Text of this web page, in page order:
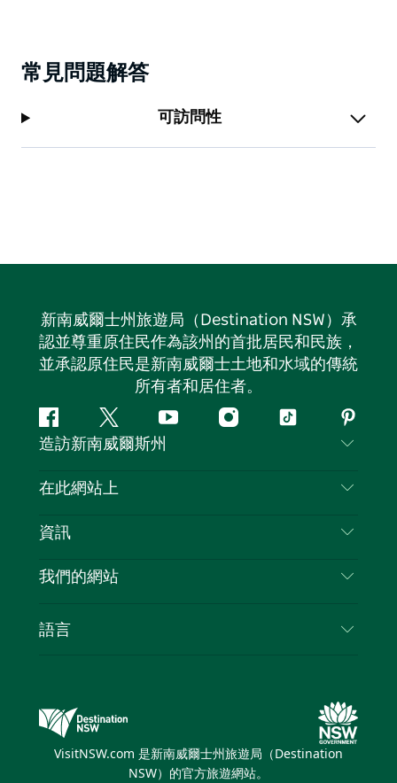
常見問題解答
可訪問性
新南威爾士州旅遊局（Destination NSW）承
認並尊重原住民作為該州的首批居民和民族，
並承認原住民是新南威爾士土地和水域的傳統
所有者和居住者。
Facebook嘰
嘰
喳
Youtube Instagram
抖
造訪新南威爾斯州
聯絡我們
隱私
Cookie 通知
在此網站上
目的地
新南威爾士州公路旅行
活動
資訊
旅行資訊
新南威爾士州的商業
我們的網站
新南威爾士州旅遊局（Destination NSW）媒體中
語言
VisitNSW.com 是新南威爾士州旅遊局（Destination
NSW）的官方旅遊網站。